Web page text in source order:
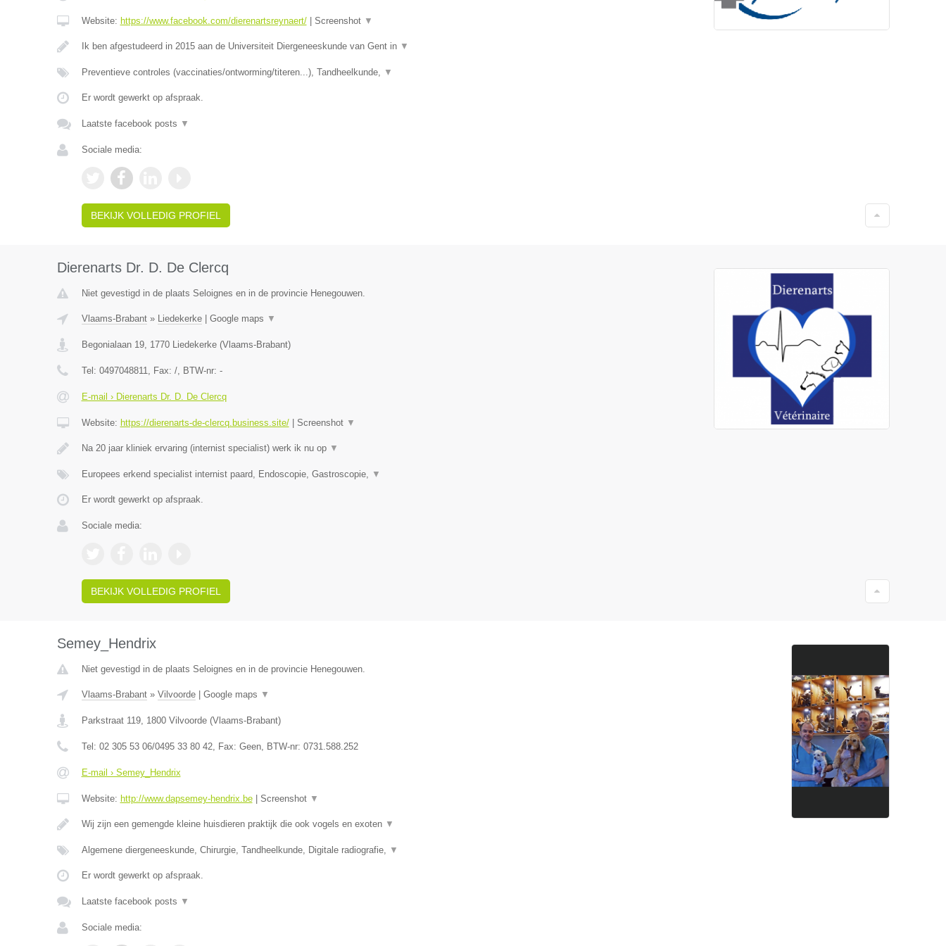
Website: https://www.facebook.com/dierenartsreynaert/| Screenshot ▼
Ik ben afgestudeerd in 2015 aan de Universiteit Diergeneeskunde van Gent in ▼
Preventieve controles (vaccinaties/ontworming/titeren...), Tandheelkunde, ▼
Er wordt gewerkt op afspraak.
Laatste facebook posts ▼
Sociale media:
BEKIJK VOLLEDIG PROFIEL
Dierenarts Dr. D. De Clercq
Niet gevestigd in de plaats Seloignes en in de provincie Henegouwen.
Vlaams-Brabant» Liedekerke| Google maps ▼
Begonialaan 19, 1770 Liedekerke(Vlaams-Brabant)
Tel: 0497048811, Fax: /, BTW-nr: -
E-mail › Dierenarts Dr. D. De Clercq
Website: https://dierenarts-de-clercq.business.site/| Screenshot ▼
Na 20 jaar kliniek ervaring (internist specialist) werk ik nu op ▼
Europees erkend specialist internist paard, Endoscopie, Gastroscopie, ▼
Er wordt gewerkt op afspraak.
Sociale media:
BEKIJK VOLLEDIG PROFIEL
Semey_Hendrix
Niet gevestigd in de plaats Seloignes en in de provincie Henegouwen.
Vlaams-Brabant» Vilvoorde| Google maps ▼
Parkstraat 119, 1800 Vilvoorde(Vlaams-Brabant)
Tel: 02 305 53 06/0495 33 80 42, Fax: Geen, BTW-nr: 0731.588.252
E-mail › Semey_Hendrix
Website: http://www.dapsemey-hendrix.be| Screenshot ▼
Wij zijn een gemengde kleine huisdieren praktijk die ook vogels en exoten ▼
Algemene diergeneeskunde, Chirurgie, Tandheelkunde, Digitale radiografie, ▼
Er wordt gewerkt op afspraak.
Laatste facebook posts ▼
Sociale media: